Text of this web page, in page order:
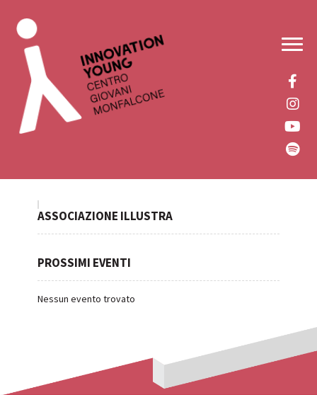
Vai
alla
navigazione
Vai
al
contenuto
ASSOCIAZIONE ILLUSTRA
PROSSIMI EVENTI
Nessun evento trovato